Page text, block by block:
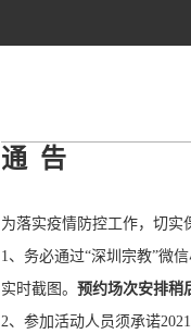
通 告
为落实疫情防控工作，切实
1、务必通过“深圳宗教”微
实时截图。 预约场次安排稍
2、参加活动人员须承诺